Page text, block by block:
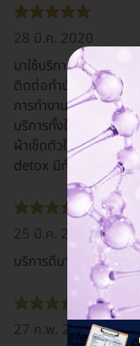
28 มี.ค. 2020
มาใช้บริการทำเลสิคส
ติดต่อทําบัตรผู้ป่วยและ
การทำงานของคุณหมอ
บริการทั้งในโรงพยาบ
ผ้าเช็ดตัวให้ 2 ผืน ส่วน
detox มีทั้งห้องเดี่ยวแ
25 มี.ค. 2020
บริการดีมากกกก
27 ก.พ. 2020